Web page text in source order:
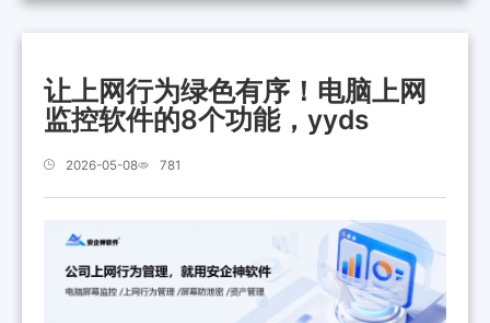
让上网行为绿色有序！电脑上网
监控软件的8个功能，yyds
2026-05-08 781